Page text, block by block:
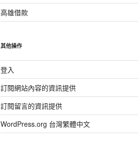
高雄借款
其他操作
登入
訂閱網站內容的資訊提供
訂閱留言的資訊提供
WordPress.org 台灣繁體中文